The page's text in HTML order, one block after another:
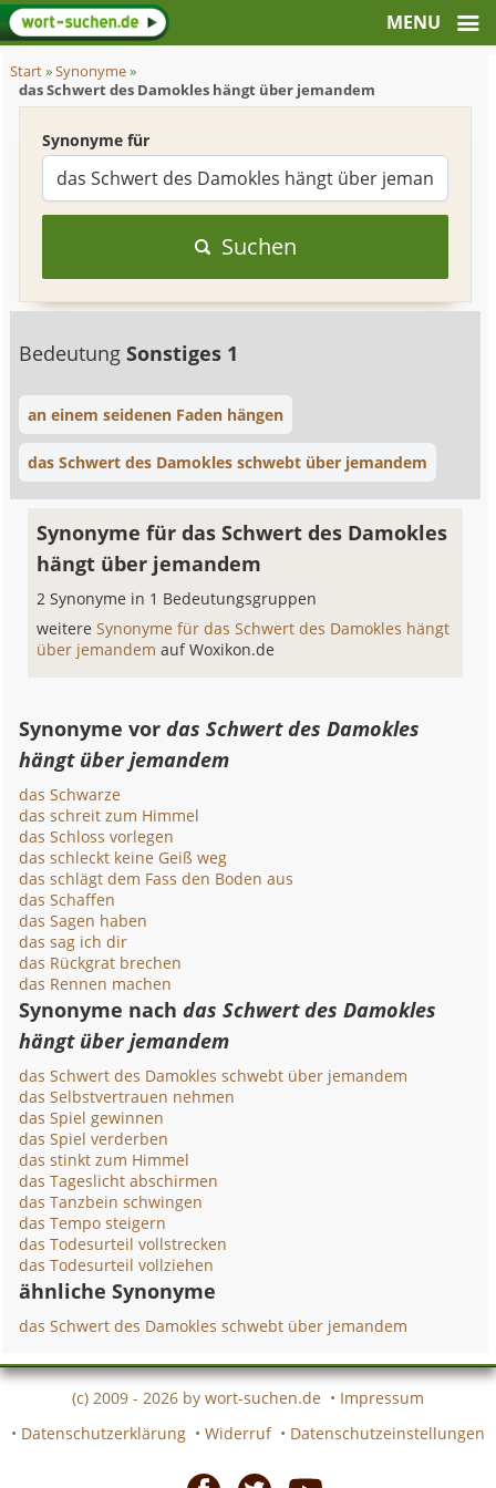
Start»Synonyme»
das Schwert des Damokles hängt über jemandem
Synonyme für
Suchen
BedeutungSonstiges 1
an einem seidenen Faden hängen
das Schwert des Damokles schwebt über jemandem
Synonyme für das Schwert des Damokles
hängt über jemandem
2 Synonyme in 1 Bedeutungsgruppen
weitereSynonyme für das Schwert des Damokles hängt
über jemandemauf Woxikon.de
Synonyme vordas Schwert des Damokles
hängt über jemandem
das Schwarze
das schreit zum Himmel
das Schloss vorlegen
das schleckt keine Geiß weg
das schlägt dem Fass den Boden aus
das Schaffen
das Sagen haben
das sag ich dir
das Rückgrat brechen
das Rennen machen
Synonyme nachdas Schwert des Damokles
hängt über jemandem
das Schwert des Damokles schwebt über jemandem
das Selbstvertrauen nehmen
das Spiel gewinnen
das Spiel verderben
das stinkt zum Himmel
das Tageslicht abschirmen
das Tanzbein schwingen
das Tempo steigern
das Todesurteil vollstrecken
das Todesurteil vollziehen
ähnliche Synonyme
das Schwert des Damokles schwebt über jemandem
(c) 2009 - 2026 by wort-suchen.de • Impressum
• Datenschutzerklärung • Widerruf • Datenschutzeinstellungen